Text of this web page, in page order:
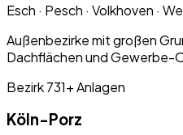
Esch · Pesch · Volkhoven ·
Außenbezirke mit großen
Dachflächen und Gewerbe-
Bezirk 731+Anlagen
Köln-Porz